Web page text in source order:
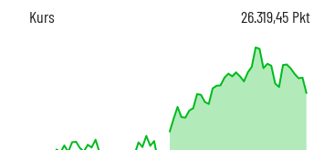
Kurs 26.319,45 Pkt